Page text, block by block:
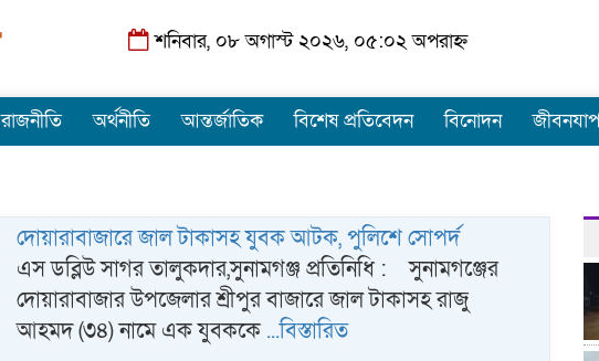
শনিবার, ০৮ অগাস্ট ২০২৬, ০৫:০২ অপরাহ্ন
রাজনীতি অর্থনীতি আন্তর্জাতিক বিশেষ প্রতিবেদন বিনোদন
দোয়ারাবাজারে জাল টাকাসহ যুবক আটক, পুলিশে সোপর্দ
এস ডব্লিউ সাগর তালুকদার,সুনামগঞ্জ প্রতিনিধি : সুনামগঞ্জের
দোয়ারাবাজার উপজেলার শ্রীপুর বাজারে জাল টাকাসহ রাজু
আহমদ (৩৪) নামে এক যুবককে...বিস্তারিত